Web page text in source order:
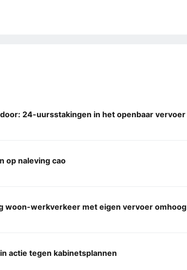
24-uursstakingen in het openbaar vervoer
op naleving cao
woon-werkverkeer met eigen vervoer omhoog
actie tegen kabinetsplannen